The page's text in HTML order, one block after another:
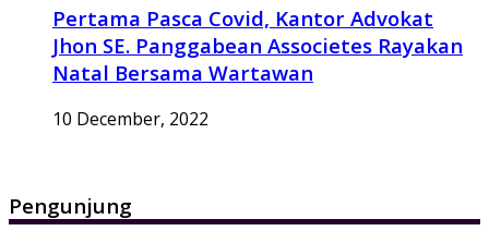
Pertama Pasca Covid, Kantor Advokat
Jhon SE. Panggabean Associetes Rayakan
Natal Bersama Wartawan
10 December, 2022
Pengunjung